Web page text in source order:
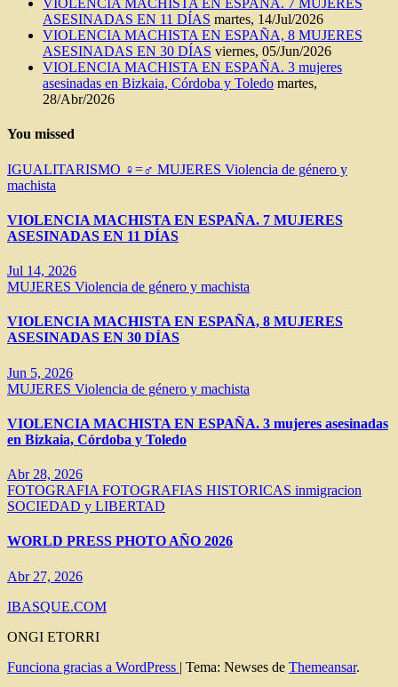
VIOLENCIA MACHISTA EN ESPAÑA. 7 MUJERES
ASESINADAS EN 11 DÍAS martes, 14/Jul/2026
VIOLENCIA MACHISTA EN ESPAÑA, 8 MUJERES
ASESINADAS EN 30 DÍAS viernes, 05/Jun/2026
VIOLENCIA MACHISTA EN ESPAÑA. 3 mujeres
asesinadas en Bizkaia, Córdoba y Toledo martes,
28/Abr/2026
You missed
IGUALITARISMO ♀=♂ MUJERES Violencia de género y
machista
VIOLENCIA MACHISTA EN ESPAÑA. 7 MUJERES
ASESINADAS EN 11 DÍAS
Jul 14, 2026
MUJERES Violencia de género y machista
VIOLENCIA MACHISTA EN ESPAÑA, 8 MUJERES
ASESINADAS EN 30 DÍAS
Jun 5, 2026
MUJERES Violencia de género y machista
VIOLENCIA MACHISTA EN ESPAÑA. 3 mujeres asesinadas
en Bizkaia, Córdoba y Toledo
Abr 28, 2026
FOTOGRAFIA FOTOGRAFIAS HISTORICAS inmigracion
SOCIEDAD y LIBERTAD
WORLD PRESS PHOTO AÑO 2026
Abr 27, 2026
IBASQUE.COM
ONGI ETORRI
Funciona gracias a WordPress | Tema: Newses de Themeansar.